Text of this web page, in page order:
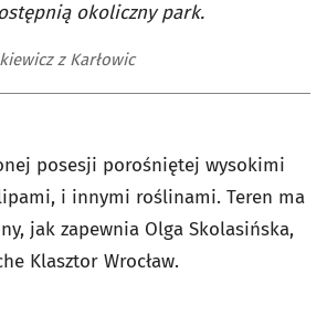
okoliczny park.
z Karłowic
posesji porośniętej wysokimi
i innymi roślinami. Teren ma
jak zapewnia Olga Skolasińska,
Klasztor Wrocław.